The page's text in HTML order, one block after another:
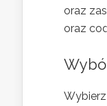
oraz
oraz
Wybierz